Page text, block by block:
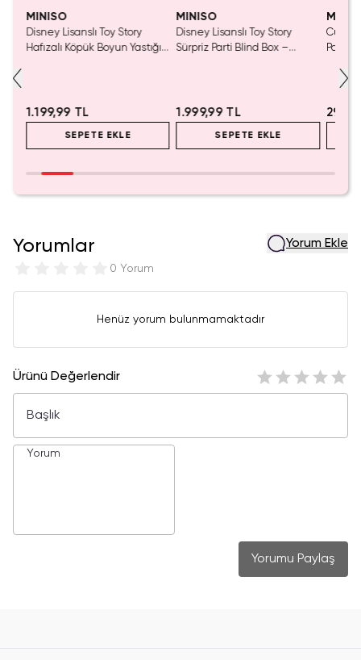
MINISO
Disney Lisanslı Toy Story
Hafızalı Köpük Boyun Yastığı
1.199,99 TL
SEPETE EKLE
MINISO
Disney Lisanslı Toy Story
Sürpriz Parti Blind Box –
1.999,99 TL
SEPETE EKLE
Cutie
Panda
2.5 Cm
Yorumlar
0 Yorum
Yorum Ekle
Henüz yorum bulunmamaktadır
Ürünü Değerlendir
Yorumu Paylaş